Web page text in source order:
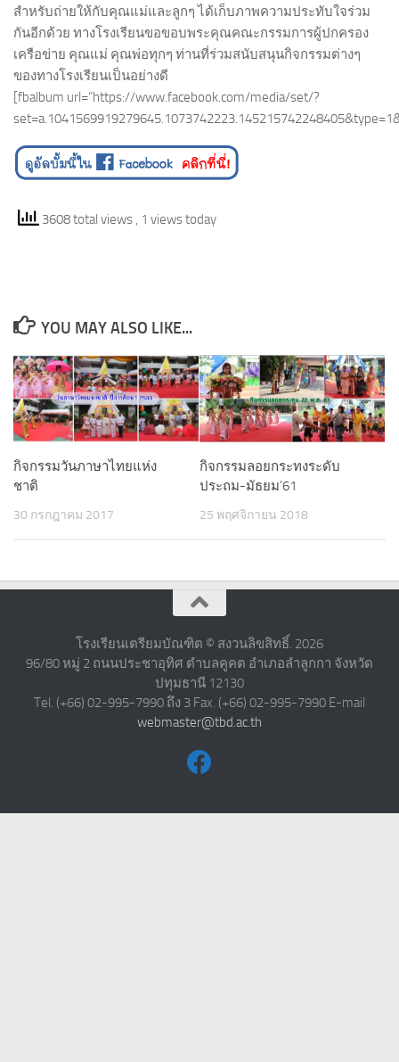
สำหรับถ่ายให้กับคุณแม่และลูกๆ ได้เก็บภาพความประทับใจร่วม
กันอีกด้วย ทางโรงเรียนขอขอบพระคุณคณะกรรมการผู้ปกครอง
เครือข่าย คุณแม่ คุณพ่อทุกๆ ท่านที่ร่วมสนับสนุนกิจกรรมต่างๆ
ของทางโรงเรียนเป็นอย่างดี
[fbalbum url=”https://www.facebook.com/media/set/?
3608 total views , 1 views today
YOU MAY ALSO LIKE...
กิจกรรมวันภาษาไทยแห่ง
ชาติ
30 กรกฎาคม 2017
กิจกรรมลอยกระทงระดับ
ประถม-มัธยม’61
25 พฤศจิกายน 2018
โรงเรียนเตรียมบัณฑิต © สงวนลิขสิทธิ์. 2026
96/80 หมู่ 2 ถนนประชาอุทิศ ตำบลคูคต อำเภอลำลูกกา จังหวัด
ปทุมธานี 12130
Tel. (+66) 02-995-7990 ถึง 3 Fax. (+66) 02-995-7990 E-mail
webmaster@tbd.ac.th